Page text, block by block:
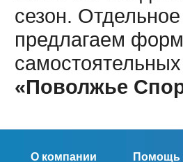
сезон.
предлагаем
«Поволжье
О компании Помощь